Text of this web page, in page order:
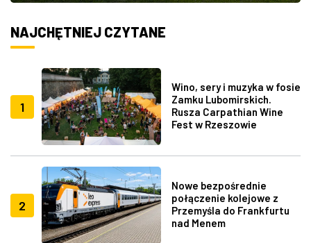
NAJCHĘTNIEJ CZYTANE
1
Wino, sery i muzyka w fosie
Zamku Lubomirskich.
Rusza Carpathian Wine
Fest w Rzeszowie
2
Nowe bezpośrednie
połączenie kolejowe z
Przemyśla do Frankfurtu
nad Menem